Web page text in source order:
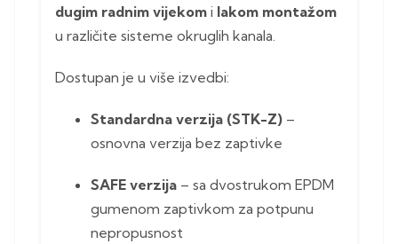
dugim radnim vijekom i lakom montažom
u različite sisteme okruglih kanala.
Dostupan je u više izvedbi:
Standardna verzija (STK-Z) –
osnovna verzija bez zaptivke
SAFE verzija – sa dvostrukom EPDM
gumenom zaptivkom za potpunu
nepropusnost